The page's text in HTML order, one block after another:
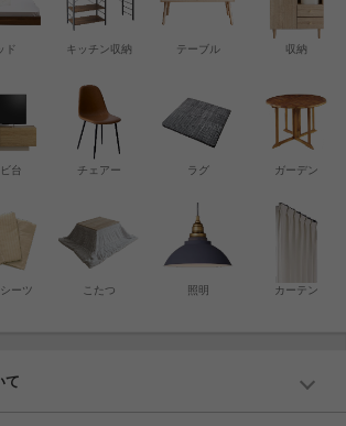
ド 収納
キッチン収納
ーツ
チェアー
テーブル
こたつ
台 ラグ
カーテン
照明
ガーデン
て